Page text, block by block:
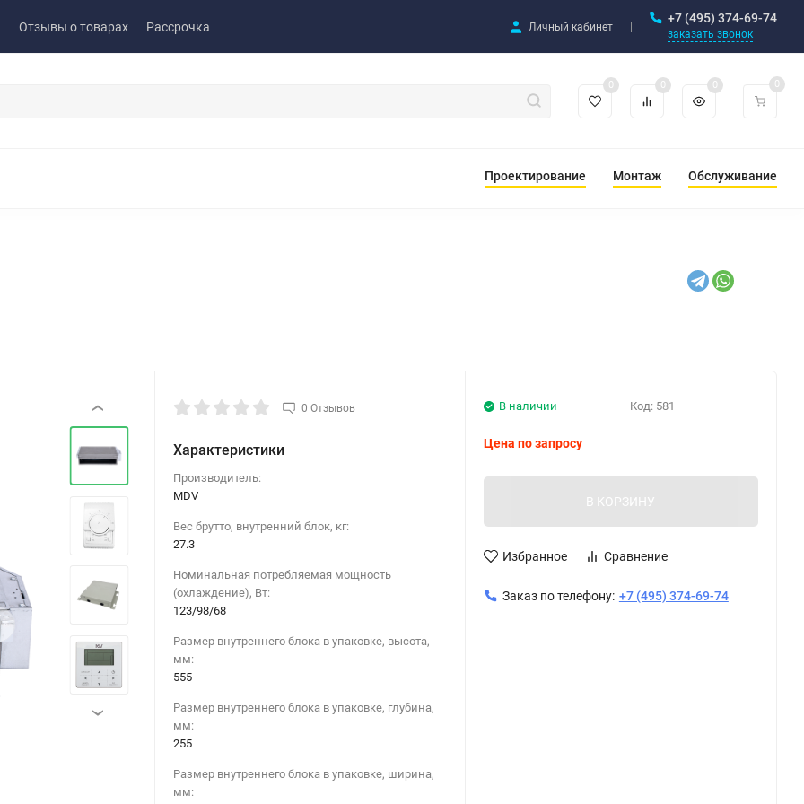
Отзывы о товарах Рассрочка Личный кабинет
+7 (495) 374-69-74
заказать звонок
0 0 0 0
Проектирование Монтаж Обслуживание
‹
›
0 Отзывов
Характеристики
Производитель:
MDV
Вес брутто, внутренний блок, кг:
27.3
Номинальная потребляемая мощность
(охлаждение), Вт:
123/98/68
Размер внутреннего блока в упаковке, высота,
мм:
555
Размер внутреннего блока в упаковке, глубина,
мм:
255
Размер внутреннего блока в упаковке, ширина,
мм:
Код: 581
В наличии
Цена по запросу
В КОРЗИНУ
Избранное Сравнение
Заказ по телефону: +7 (495) 374-69-74